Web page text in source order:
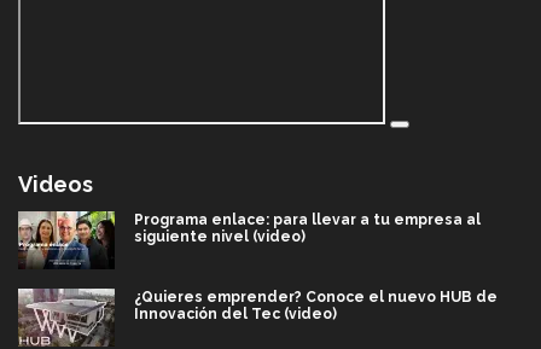
Videos
Programa enlace: para llevar a tu empresa al
siguiente nivel (video)
¿Quieres emprender? Conoce el nuevo HUB de
Innovación del Tec (video)